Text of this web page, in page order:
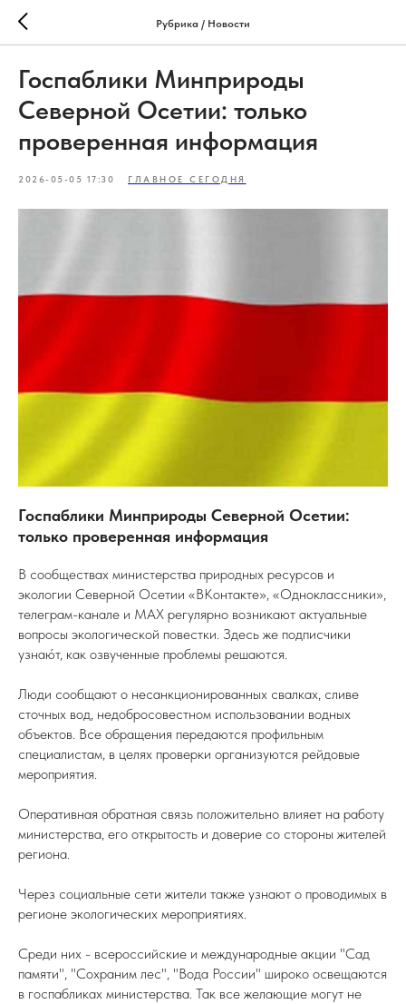
Рубрика / Новости
Госпаблики Минприроды
Северной Осетии: только
проверенная информация
2026-05-05 17:30 ГЛАВНОЕ СЕГОДНЯ
Госпаблики Минприроды Северной Осетии:
только проверенная информация
В сообществах министерства природных ресурсов и
экологии Северной Осетии «ВКонтакте», «Одноклассники»,
телеграм-канале и МАХ регулярно возникают актуальные
вопросы экологической повестки. Здесь же подписчики
узнаю́т, как озвученные проблемы решаются.
Люди сообщают о несанкционированных свалках, сливе
сточных вод, недобросовестном использовании водных
объектов. Все обращения передаются профильным
специалистам, в целях проверки организуются рейдовые
мероприятия.
Оперативная обратная связь положительно влияет на работу
министерства, его открытость и доверие со стороны жителей
региона.
Через социальные сети жители также узнают о проводимых в
регионе экологических мероприятиях.
Среди них - всероссийские и международные акции "Сад
памяти", "Сохраним лес", "Вода России" широко освещаются
в госпабликах министерства. Так все желающие могут не